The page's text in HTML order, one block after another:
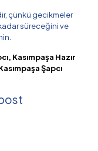
çünkü gecikmeler
süreceğini ve
Kasımpaşa Hazır
Şapcı